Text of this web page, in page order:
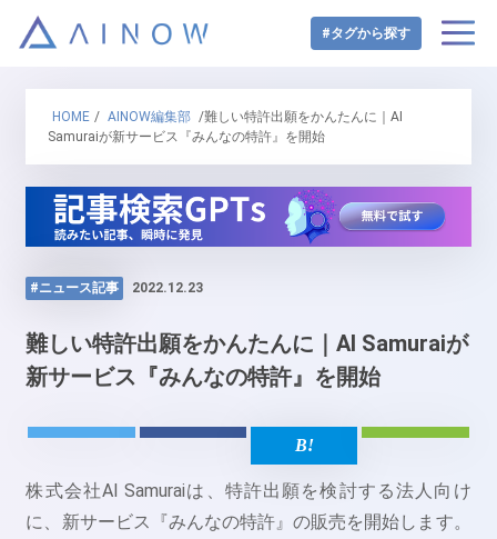
#タグから探す
HOME / AINOW編集部 /難しい特許出願をかんたんに｜AI
Samuraiが新サービス『みんなの特許』を開始
#ニュース記事 2022.12.23
難しい特許出願をかんたんに｜AI Samuraiが
新サービス『みんなの特許』を開始
株式会社AI Samuraiは、特許出願を検討する法人向け
に、新サービス『みんなの特許』の販売を開始します。